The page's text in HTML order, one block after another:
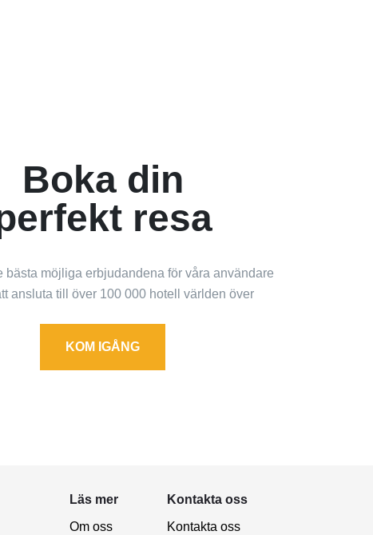
Boka din
resa
bästa möjliga erbjudandena för våra användare
ansluta till över 100 000 hotell världen över
KOM IGÅNG
Läs mer
Om oss
Kontakta oss
Kontakta oss